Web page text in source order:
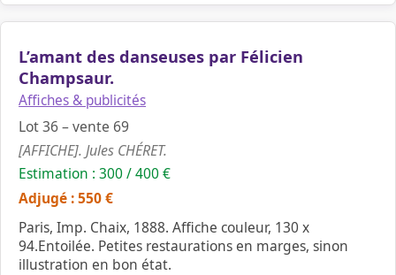
L’amant des danseuses par Félicien
Champsaur.
Affiches & publicités
Lot 36 – vente 69
[AFFICHE]. Jules CHÉRET.
Estimation : 300 / 400 €
Adjugé : 550 €
Paris, Imp. Chaix, 1888. Affiche couleur, 130 x
94.Entoilée. Petites restaurations en marges, sinon
illustration en bon état.